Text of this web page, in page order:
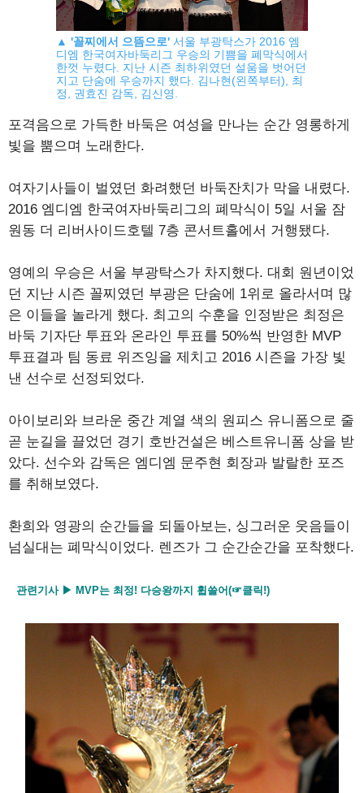
▲ '꼴찌에서 으뜸으로' 서울 부광탁스가 2016 엠
디엠 한국여자바둑리그 우승의 기쁨을 폐막식에서
한껏 누렸다. 지난 시즌 최하위였던 설움을 벗어던
지고 단숨에 우승까지 했다. 김나현(왼쪽부터), 최
정, 권효진 감독, 김신영.
포격음으로 가득한 바둑은 여성을 만나는 순간 영롱하게
빛을 뿜으며 노래한다.
여자기사들이 벌였던 화려했던 바둑잔치가 막을 내렸다.
2016 엠디엠 한국여자바둑리그의 폐막식이 5일 서울 잠
원동 더 리버사이드호텔 7층 콘서트홀에서 거행됐다.
영예의 우승은 서울 부광탁스가 차지했다. 대회 원년이었
던 지난 시즌 꼴찌였던 부광은 단숨에 1위로 올라서며 많
은 이들을 놀라게 했다. 최고의 수훈을 인정받은 최정은
바둑 기자단 투표와 온라인 투표를 50%씩 반영한 MVP
투표결과 팀 동료 위즈잉을 제치고 2016 시즌을 가장 빛
낸 선수로 선정되었다.
아이보리와 브라운 중간 계열 색의 원피스 유니폼으로 줄
곧 눈길을 끌었던 경기 호반건설은 베스트유니폼 상을 받
았다. 선수와 감독은 엠디엠 문주현 회장과 발랄한 포즈
를 취해보였다.
환희와 영광의 순간들을 되돌아보는, 싱그러운 웃음들이
넘실대는 폐막식이었다. 렌즈가 그 순간순간을 포착했다.
관련기사 ▶ MVP는 최정! 다승왕까지 휩쓸어(☞클릭!)